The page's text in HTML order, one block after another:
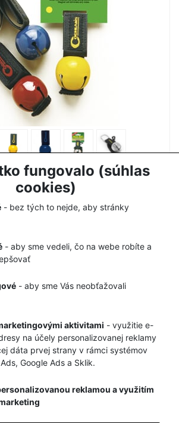
fungovalo (súhlas
cookies)
- bez tých to nejde, aby stránky
- aby sme vedeli, čo na webe robíte a
- aby sme Vás neobťažovali
aktivitami - využitie e-
na účely personalizovanej reklamy
dáta prvej strany v rámci systémov
Google Ads a Sklik.
reklamou a využitím
NA MEDVEDE COGHLANS
7,50 € 7,90 €
K
OBCHOD
GARANCIA
NAJNIŽŠÍCH CIEN